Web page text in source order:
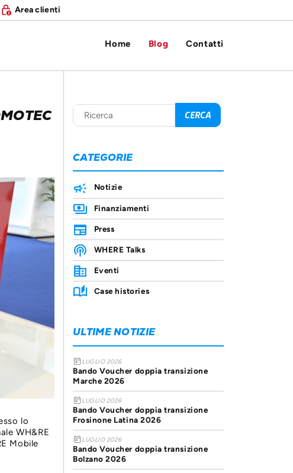
Area clienti
Home Blog Contatti
lo
WH&RE
Mobile
CATEGORIE
Notizie
Finanziamenti
Press
WHERE Talks
Eventi
Case histories
ULTIME NOTIZIE
todayLUGLIO 2026
Bando Voucher doppia transizione
Marche 2026
todayLUGLIO 2026
Bando Voucher doppia transizione
Frosinone Latina 2026
todayLUGLIO 2026
Bando Voucher doppia transizione
Bolzano 2026